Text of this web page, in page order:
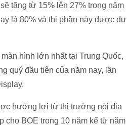
tăng từ 15% lên 27% trong năm
là 80% và thị phần này được dự
hình lớn nhất tại Trung Quốc,
quý đầu tiên của năm nay, lần
hưởng lợi từ thị trường nội địa
cho BOE trong 10 năm kể từ năm